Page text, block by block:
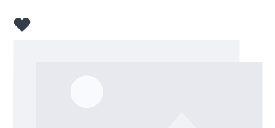
Bildergalerie überspringen